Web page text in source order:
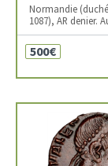
Normandie
1087), AR denier.
500€